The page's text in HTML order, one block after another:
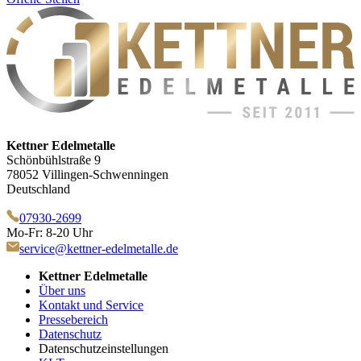
Kettner Edelmetalle
Schönbühlstraße 9
78052 Villingen-Schwenningen
Deutschland
07930-2699
Mo-Fr: 8-20 Uhr
service@kettner-edelmetalle.de
Kettner Edelmetalle
Über uns
Kontakt und Service
Pressebereich
Datenschutz
Datenschutzeinstellungen